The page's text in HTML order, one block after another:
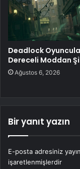
Deadlock
Dereceli Moddan
Ağustos 6, 2026
Bir yanıt yazın
E-posta adresiniz
işaretlenmişlerdir